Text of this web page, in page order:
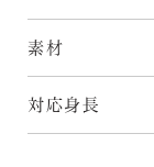
素材
対応身長